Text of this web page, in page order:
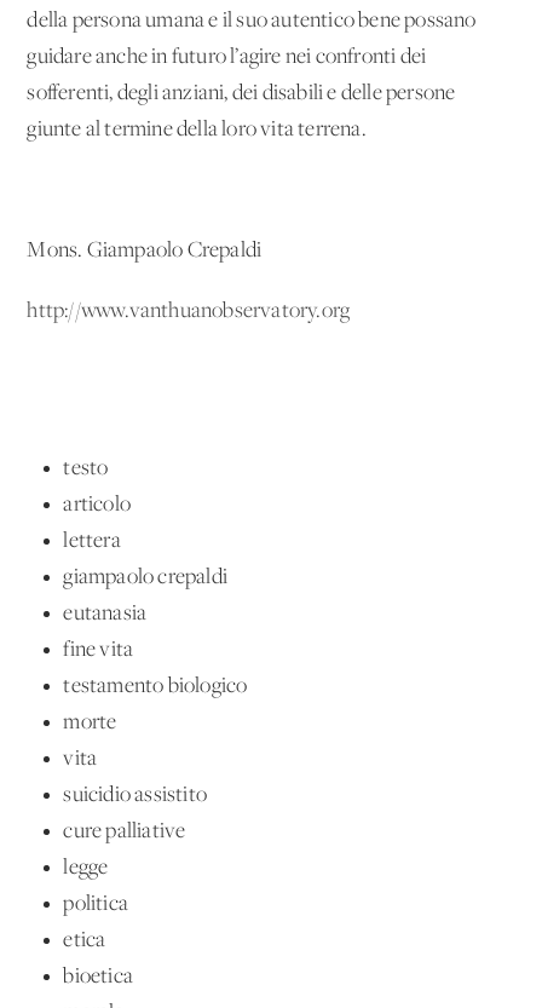
della persona umana e il suo autentico bene possano
guidare anche in futuro l’agire nei confronti dei
sofferenti, degli anziani, dei disabili e delle persone
giunte al termine della loro vita terrena.
Mons. Giampaolo Crepaldi
http://www.vanthuanobservatory.org
testo
articolo
lettera
giampaolo crepaldi
eutanasia
fine vita
testamento biologico
morte
vita
suicidio assistito
cure palliative
legge
politica
etica
bioetica